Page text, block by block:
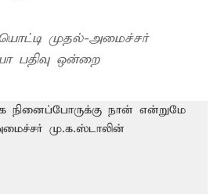
முதல்-அமைச்சர்
பதிவு ஒன்றை